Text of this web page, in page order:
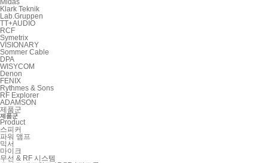
Klark Teknik
Lab.Gruppen
TT+AUDIO
RCF
Symetrix
VISIONARY
Sommer Cable
DPA
WISYCOM
Denon
FENIX
Rythmes & Sons
RF Explorer
ADAMSON
제품군
제품군
Product
스피커
파워 앰프
믹서
마이크
무선 & RF 시스템